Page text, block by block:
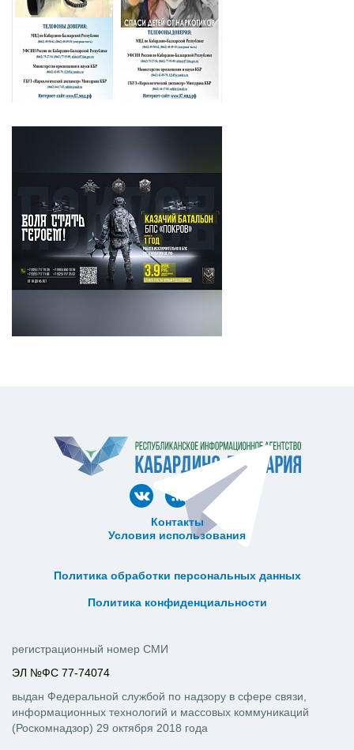
Контакты
Условия использования
Политика обработки персональных данных
Политика конфиденциальности
регистрационный номер СМИ
ЭЛ №ФС 77-74074
выдан Федеральной службой по надзору в сфере связи,
информационных технологий и массовых коммуникаций
(Роскомнадзор) 29 октября 2018 года